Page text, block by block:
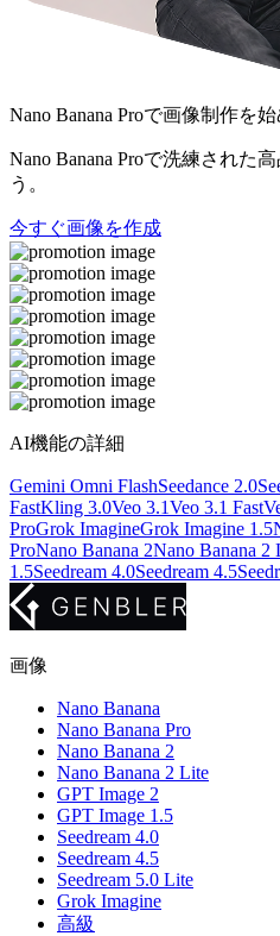
Nano Banana Proで画像制作を始
Nano Banana Proで洗練された
う。
今すぐ画像を作成
AI機能の詳細
Gemini Omni FlashSeedance 2.0
FastKling 3.0Veo 3.1Veo 3.1 Fast
ProGrok ImagineGrok Imagine 1.5
ProNano Banana 2Nano Banana 2
1.5Seedream 4.0Seedream 4.5
画像
Nano Banana
Nano Banana Pro
Nano Banana 2
Nano Banana 2 Lite
GPT Image 2
GPT Image 1.5
Seedream 4.0
Seedream 4.5
Seedream 5.0 Lite
Grok Imagine
高級